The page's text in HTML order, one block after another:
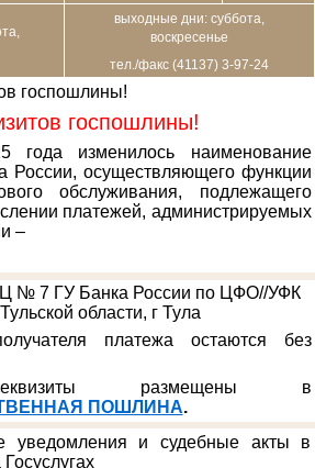
выходные дни: суббота,
воскресенье
тел./факс (41137) 3-97-24
госпошлины!
госпошлины!
года изменилось наименование
России, осуществляющего функции
обслуживания, подлежащего
платежей, администрируемых
–
№ 7 ГУ Банка России по ЦФО//УФК
области, г Тула
платежа остаются без
размещены в
ПОШЛИНА.
уведомления и судебные акты в